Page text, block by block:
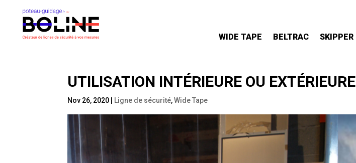
WIDE TAPE BELTRAC SKIPPER
WIDE TAPE BELTRAC SKIPPER
UTILISATION INTÉRIEURE OU EXTÉRIEURE
Nov 26, 2020 Ligne de sécurité,Wide Tape